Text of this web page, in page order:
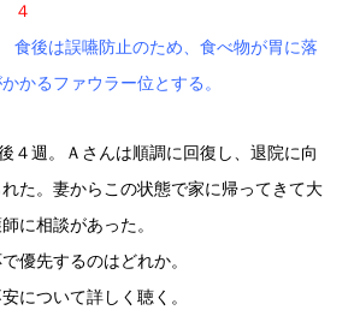
４
後は誤嚥防止のため、食べ物が胃に落
かるファウラー位とする。
週。Ａさんは順調に回復し、退院に向
た。妻からこの状態で家に帰ってきて大
に相談があった。
優先するのはどれか。
について詳しく聴く。